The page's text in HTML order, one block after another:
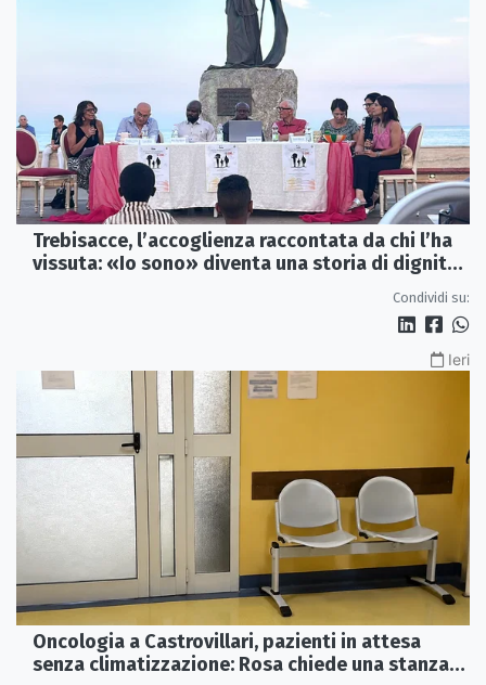
Trebisacce, l’accoglienza raccontata da chi l’ha
vissuta: «Io sono» diventa una storia di dignità
Condividi su:
Ieri
Oncologia a Castrovillari, pazienti in attesa
senza climatizzazione: Rosa chiede una stanza